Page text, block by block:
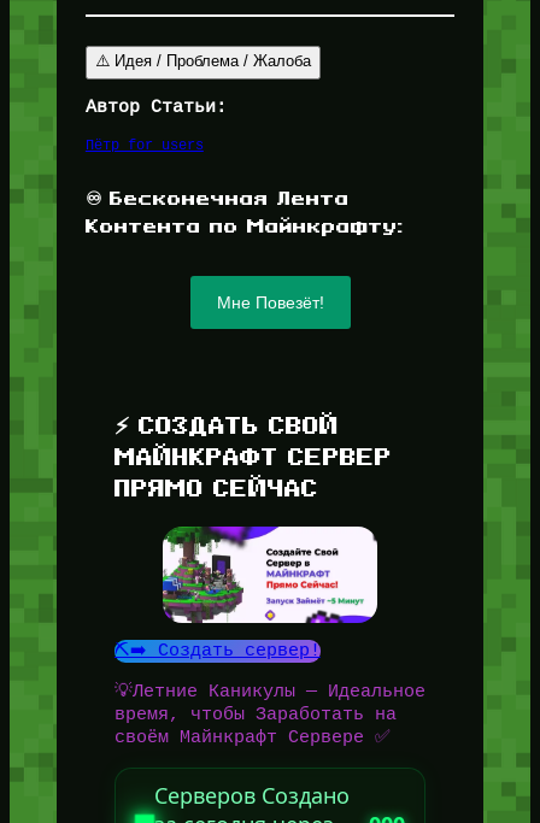
⚠️ Идея / Проблема / Жалоба
Автор Статьи:
Пётр for_users
♾️ Бесконечная Лента
Контента по Майнкрафту:
Мне Повезёт!
⚡ СОЗДАТЬ СВОЙ
МАЙНКРАФТ СЕРВЕР
ПРЯМО СЕЙЧАС
⛏️➡️ Создать сервер!
💡Летние Каникулы — Идеальное
время, чтобы Заработать на
своём Майнкрафт Сервере ✅
Серверов Создано